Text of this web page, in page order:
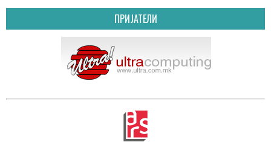
ПРИЈАТЕЛИ